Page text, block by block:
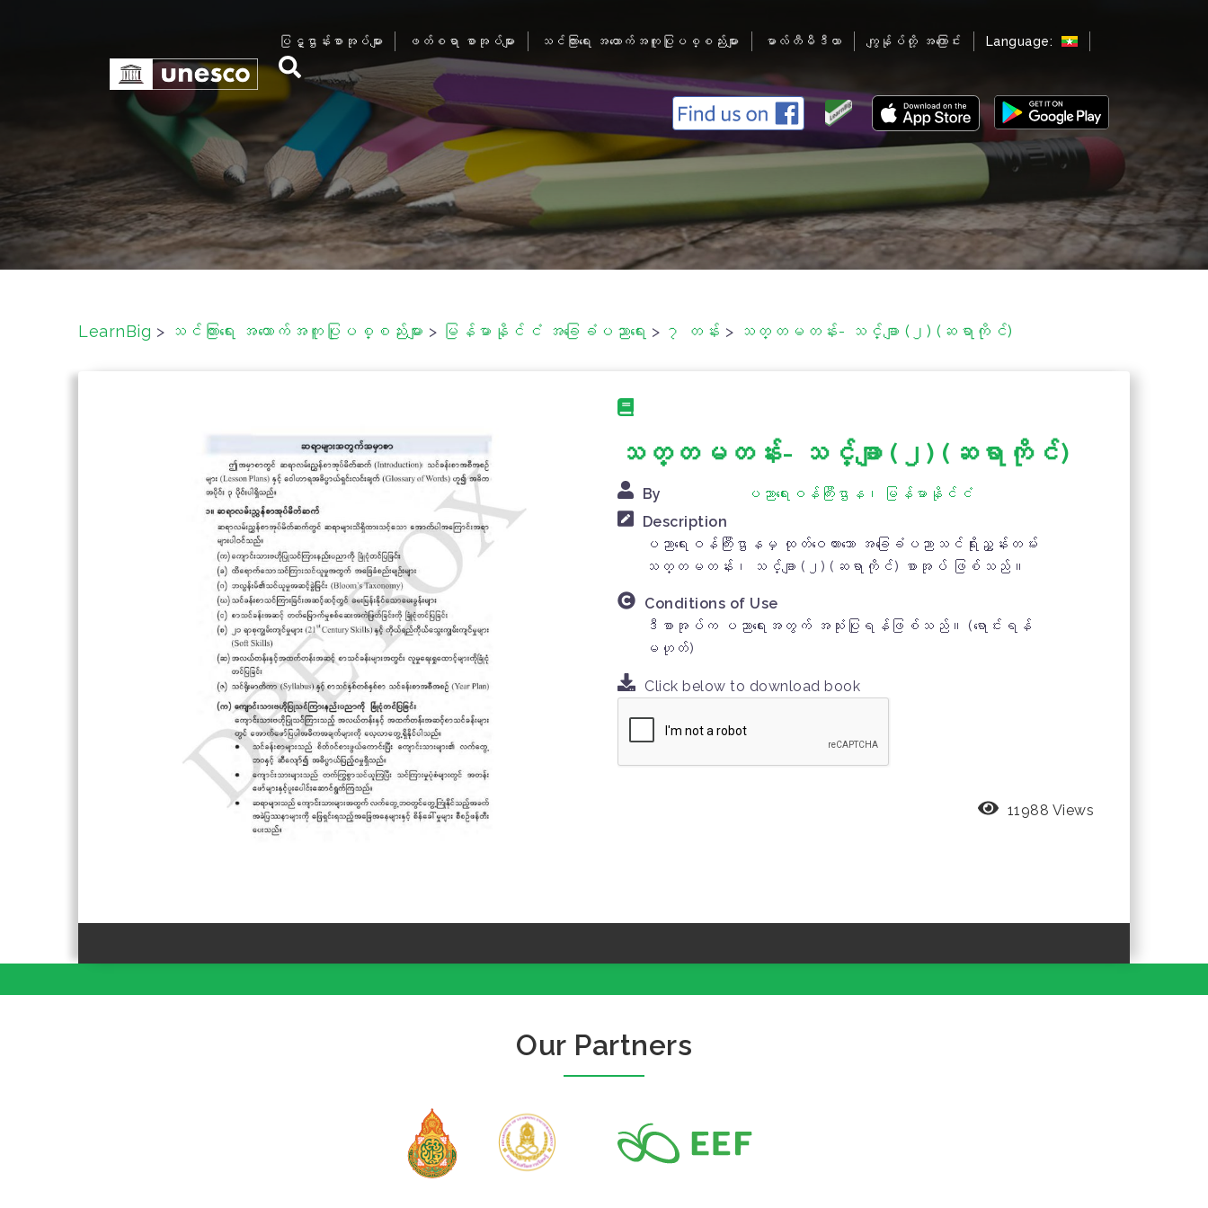
n
t
e
ပြဋ္ဌာန်းစာအုပ်များ ဖတ်စရာ စာအုပ်များ သင်ကြားရေး အထောက်အကူပြုပစ္စည်းများ မာလ်တီမီဒီယာ ကျွန်ုပ်တို့ အကြောင်း Language:
LearnBig > သင်ကြားရေး အထောက်အကူပြုပစ္စည်းများ > မြန်မာနိုင်ငံ အခြေခံပညာရေး > ၇ တန်း > သတ္တမတန်း- သင်္ချာ (၂) (ဆရာကိုင်)
သတ္တမတန်း- သင်္ချာ (၂) (ဆရာကိုင်)
By
ပညာရေးဝန်ကြီးဌာန၊ မြန်မာနိုင်ငံ
Description
ပညာရေးဝန်ကြီးဌာနမှ ထုတ်ဝေထားသော အခြေခံပညာသင်ရိုးညွှန်းတမ်း
သတ္တမတန်း၊ သင်္ချာ (၂) (ဆရာကိုင်) စာအုပ် ဖြစ်သည်။
Conditions of Use
ဒီစာအုပ်က ပညာရေးအတွက် အသုံးပြုရန်ဖြစ်သည်။ (ရောင်းရန်
မဟုတ်)
Click below to download book
11988 Views
Our Partners